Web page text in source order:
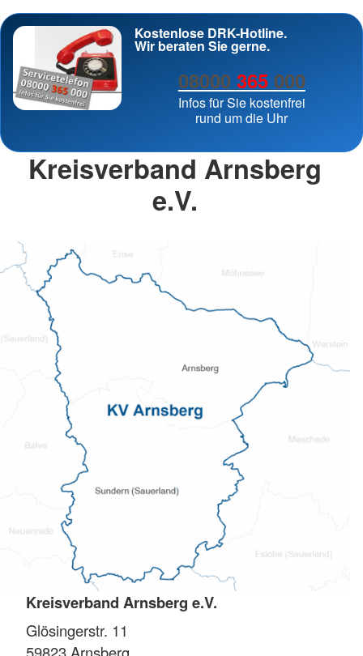
Kostenlose DRK-Hotline.
Wir beraten Sie gerne.
08000 365000
Infos für Sie kostenfrei
rund um die Uhr
Kreisverband Arnsberg
e.V.
Kreisverband Arnsberg e.V.
Glösingerstr. 11